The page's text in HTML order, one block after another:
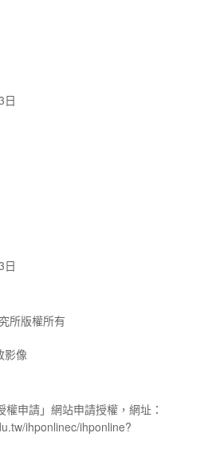
日
日
所版權所有
影像
申請」網站申請授權，網址：
ihponlinec/ihponline?